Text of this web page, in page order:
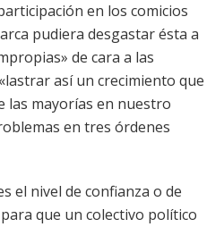
en los comicios
pudiera desgastar ésta a
de cara a las
así un crecimiento que
las mayorías en nuestro
en tres órdenes
el nivel de confianza o de
que un colectivo político